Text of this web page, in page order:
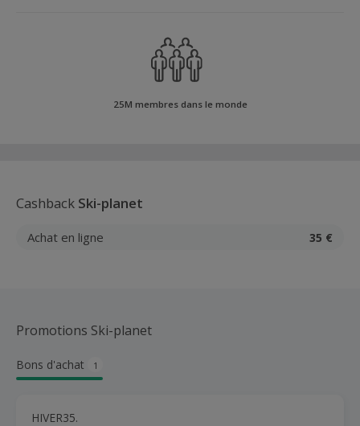
25M membres dans le monde
Cashback Ski-planet
Achat en ligne 35 €
Promotions Ski-planet
Bons d'achat 1
HIVER35.